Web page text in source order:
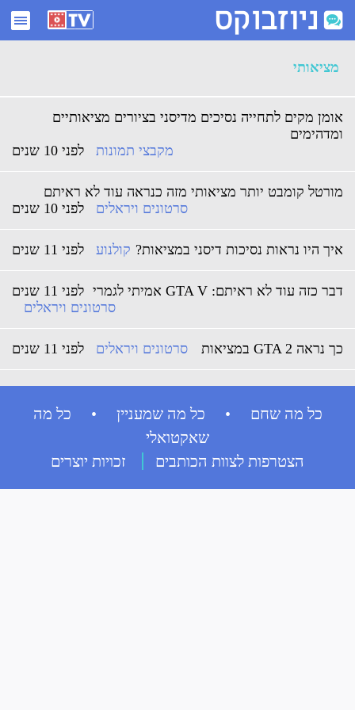
ארכיון מציאותי - ניוזבוקס
מציאותי
אומן מקים לתחייה נסיכים מדיסני בציורים מציאותיים
ומדהימים
לפני 10 שנים
מקבצי תמונות
מורטל קומבט יותר מציאותי מזה כנראה עוד לא ראיתם
לפני 10 שנים
סרטונים ויראלים
איך היו נראות נסיכות דיסני במציאות? לפני 11 שנים קולנוע
דבר כזה עוד לא ראיתם: GTA V אמיתי לגמרי
לפני 11 שנים
סרטונים ויראלים
כך נראה GTA 2 במציאות לפני 11 שנים סרטונים ויראלים
כל מה שחם • כל מה שמעניין • כל מה
שאקטואלי
הצטרפות לצוות הכותבים
זכויות יוצרים